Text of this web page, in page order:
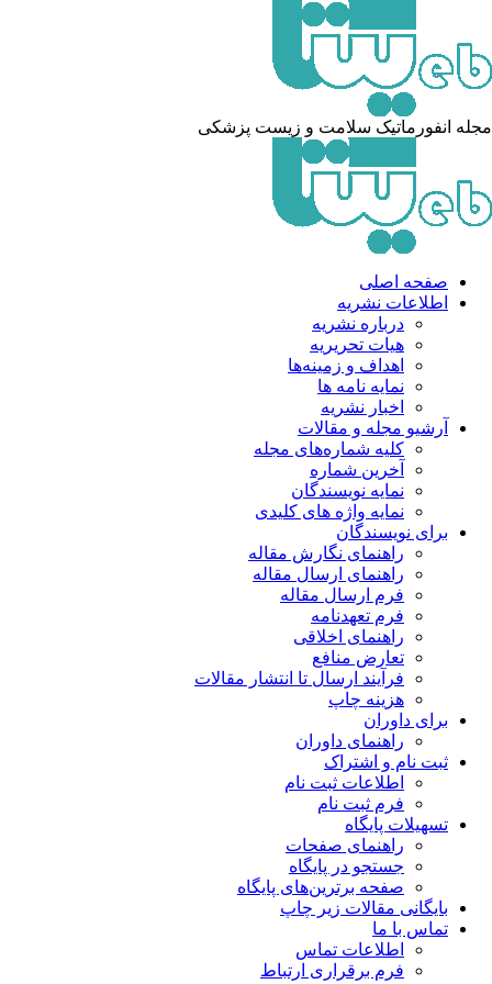
انفورماتیک سلامت و زیست پزشکی
صفحه اصلی
اطلاعات نشریه
درباره نشریه
هیات تحریریه
اهداف و زمینه‌ها
نمایه نامه ها
اخبار نشریه
آرشیو مجله و مقالات
کلیه شماره‌های مجله
آخرین شماره
نمایه نویسندگان
نمایه واژه های کلیدی
برای نویسندگان
راهنمای نگارش مقاله
راهنمای ارسال مقاله
فرم ارسال مقاله
فرم تعهدنامه
راهنمای اخلاقی
تعارض منافع
فرآیند ارسال تا انتشار مقالات
هزینه چاپ
برای داوران
راهنمای داوران
ثبت نام و اشتراک
اطلاعات ثبت نام
فرم ثبت نام
تسهیلات پایگاه
راهنمای صفحات
جستجو در پایگاه
صفحه برترین‌های پایگاه
بایگانی مقالات زیر چاپ
تماس با ما
اطلاعات تماس
فرم برقراری ارتباط